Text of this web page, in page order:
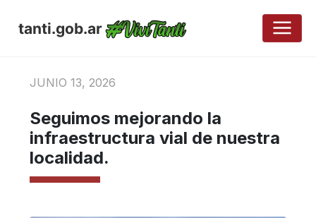
tanti.gob.ar
JUNIO 13, 2026
Seguimos mejorando la
infraestructura vial de nuestra
localidad.